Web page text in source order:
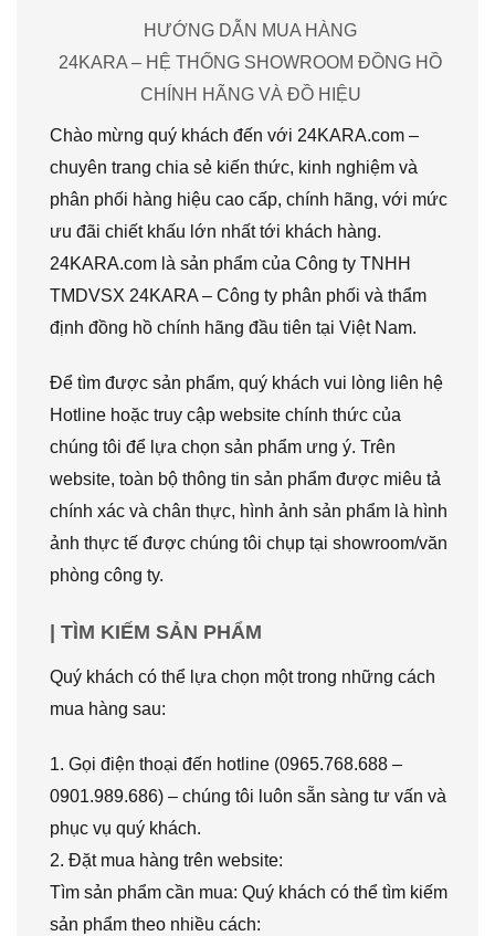
HƯỚNG DẪN MUA HÀNG
24KARA – HỆ THỐNG SHOWROOM ĐỒNG HỒ
CHÍNH HÃNG VÀ ĐỒ HIỆU
Chào mừng quý khách đến với 24KARA.com –
chuyên trang chia sẻ kiến thức, kinh nghiệm và
phân phối hàng hiệu cao cấp, chính hãng, với mức
ưu đãi chiết khấu lớn nhất tới khách hàng.
24KARA.com là sản phẩm của Công ty TNHH
TMDVSX 24KARA – Công ty phân phối và thẩm
định đồng hồ chính hãng đầu tiên tại Việt Nam.
Để tìm được sản phẩm, quý khách vui lòng liên hệ
Hotline hoặc truy cập website chính thức của
chúng tôi để lựa chọn sản phẩm ưng ý. Trên
website, toàn bộ thông tin sản phẩm được miêu tả
chính xác và chân thực, hình ảnh sản phẩm là hình
ảnh thực tế được chúng tôi chụp tại showroom/văn
phòng công ty.
| TÌM KIẾM SẢN PHẨM
Quý khách có thể lựa chọn một trong những cách
mua hàng sau:
1. Gọi điện thoại đến hotline (0965.768.688 –
0901.989.686) – chúng tôi luôn sẵn sàng tư vấn và
phục vụ quý khách.
2. Đặt mua hàng trên website:
Tìm sản phẩm cần mua: Quý khách có thể tìm kiếm
sản phẩm theo nhiều cách: